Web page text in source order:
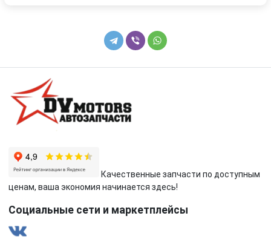
Качественные запчасти по доступным
ценам, ваша экономия начинается здесь!
Социальные сети и маркетплейсы